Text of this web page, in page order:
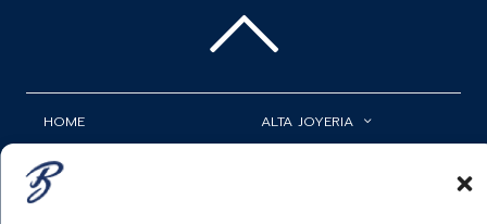
HOME
RELOJERÍA
ALTA JOYERIA